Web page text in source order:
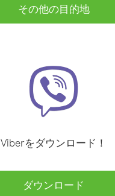
その他の目的地
Viberをダウンロード！
ダウンロード